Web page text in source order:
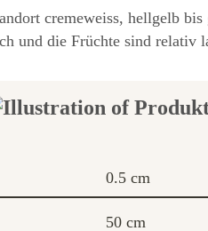
cremeweiss, hellgelb
und die Früchte sind relativ
0.5 cm
50 cm